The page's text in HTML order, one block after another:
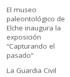
El museo
paleontológico de
Elche inaugura la
exposición
“Capturando el
pasado”
La Guardia Civil